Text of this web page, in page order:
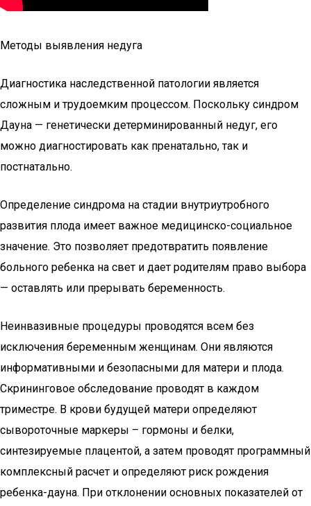
Методы выявления недуга
Диагностика наследственной патологии является
сложным и трудоемким процессом. Поскольку синдром
Дауна — генетически детерминированный недуг, его
можно диагностировать как пренатально, так и
постнатально.
Определение синдрома на стадии внутриутробного
развития плода имеет важное медицинско-социальное
значение. Это позволяет предотвратить появление
больного ребенка на свет и дает родителям право выбора
— оставлять или прерывать беременность.
Неинвазивные процедуры проводятся всем без
исключения беременным женщинам. Они являются
информативными и безопасными для матери и плода.
Скрининговое обследование проводят в каждом
триместре. В крови будущей матери определяют
сывороточные маркеры – гормоны и белки,
синтезируемые плацентой, а затем проводят программный
комплексный расчет и определяют риск рождения
ребенка-дауна. При отклонении основных показателей от